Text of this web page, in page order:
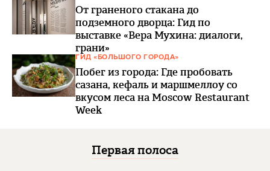
От граненого стакана до
подземного дворца: Гид по
выставке «Вера Мухина: диалоги,
грани»
ГИД «БОЛЬШОГО ГОРОДА»
Побег из города: Где пробовать
сазана, кефаль и маршмеллоу со
вкусом леса на Мoscow Restaurant
Week
Первая полоса